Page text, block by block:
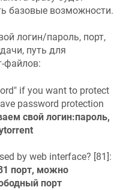
mipselsf-
id (8.23-3) to root...
mipselsf-
1) to root...
bin.entware.net/mipselsf-
mipselsf-
1) to root...
mipselsf-
(6.1-1) to root...
mipselsf-
mipselsf-
1) to root...
mipselsf-
3) to root...
базовые возможности.
логин/пароль, порт,
путь для
файлов:
if you want to protect
password protection
свой логин:пароль,
by web interface? [81]:
порт, можно
порт